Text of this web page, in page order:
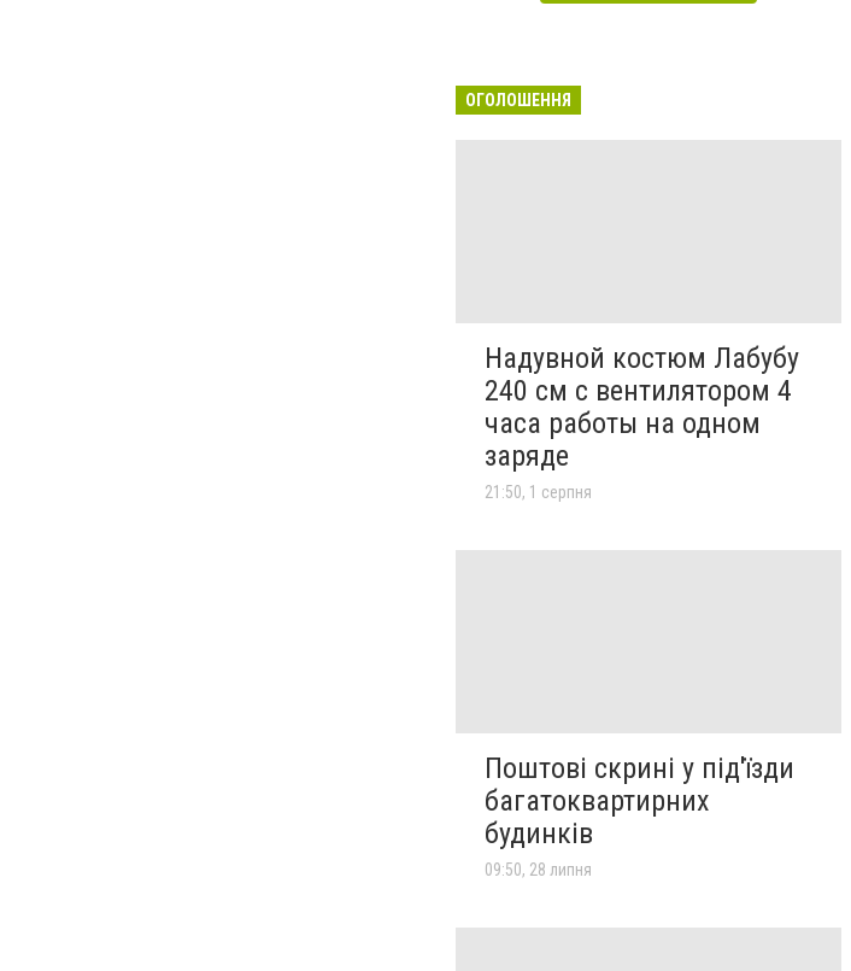
ОГОЛОШЕННЯ
Надувной костюм Лабубу
240 см с вентилятором 4
часа работы на одном
заряде
21:50, 1 серпня
Поштові скрині у під'їзди
багатоквартирних
будинків
09:50, 28 липня